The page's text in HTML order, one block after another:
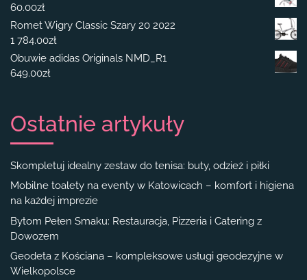
60.00zł
Romet Wigry Classic Szary 20 2022
1 784.00zł
Obuwie adidas Originals NMD_R1
649.00zł
Ostatnie artykuły
Skompletuj idealny zestaw do tenisa: buty, odzież i piłki
Mobilne toalety na eventy w Katowicach – komfort i higiena
na każdej imprezie
Bytom Pełen Smaku: Restauracja, Pizzeria i Catering z
Dowozem
Geodeta z Kościana – kompleksowe usługi geodezyjne w
Wielkopolsce